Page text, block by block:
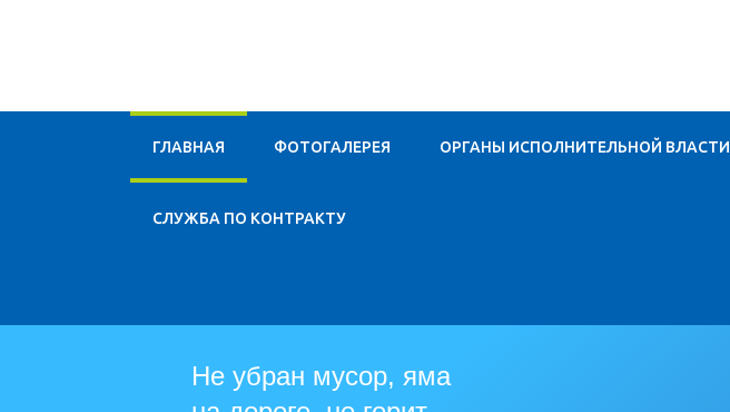
ГЛАВНАЯ ФОТОГАЛЕРЕЯ ОРГАНЫ ИСПОЛНИТЕЛЬНОЙ ВЛАСТИ
CЛУЖБА ПО КОНТРАКТУ
Не убран мусор, яма